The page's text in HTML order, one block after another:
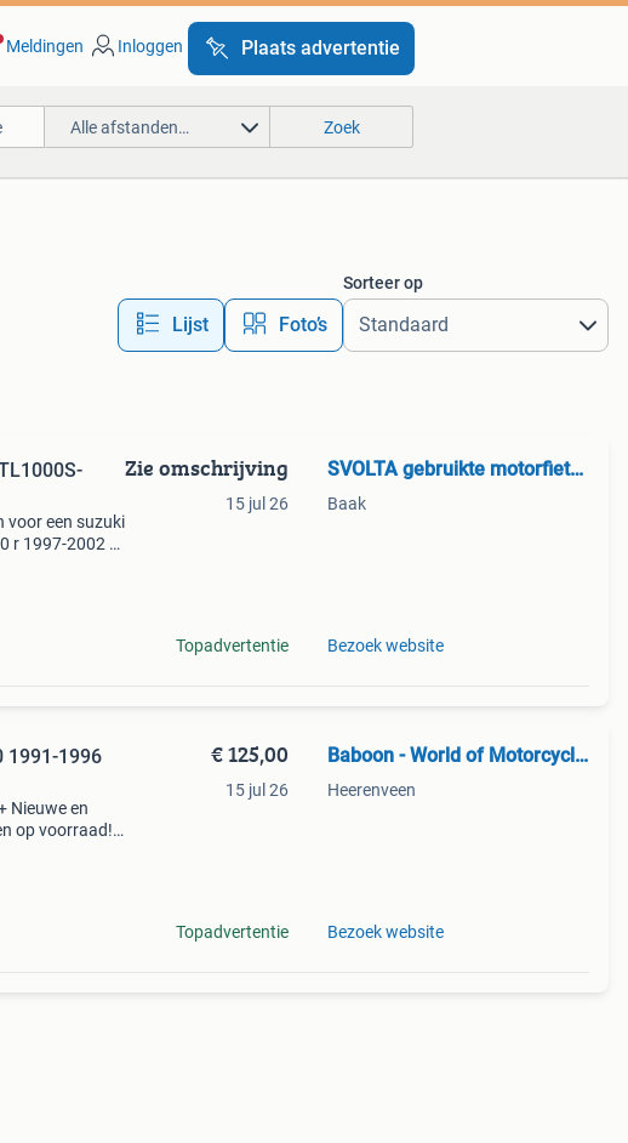
Meldingen Inloggen Plaats advertentie
Alle afstanden… Zoek
Lijst Foto’s
Sorteer op
voor een suzuki
r 1997-2002 /
Zie omschrijving
15 jul 26
Topadvertentie
SVOLTA gebruikte motorfiets onderdelen
Baak
Bezoek website
1991-1996
Nieuwe en
op voorraad!
€ 125,00
15 jul 26
Topadvertentie
Baboon - World of Motorcycle Parts
Heerenveen
Bezoek website